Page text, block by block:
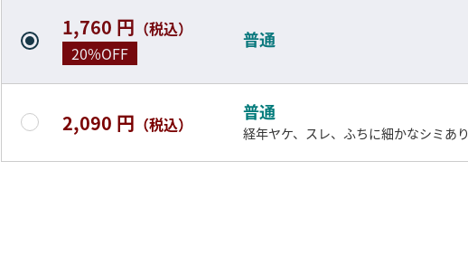
1,760 円 （税込）
20%OFF
普通
2,090 円 （税込）
普通
経年ヤケ、スレ、ふちに細かなシミあり